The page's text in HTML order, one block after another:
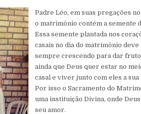
Padre Léo, em suas pregações
o matrimônio contém a semente
Essa semente plantada nos
casais no dia do matrimônio deve
sempre crescendo para dar
ainda que Deus quer estar no
casal e viver junto com eles a
Por isso o Sacramento do
uma instituição Divina, onde
seu amor.